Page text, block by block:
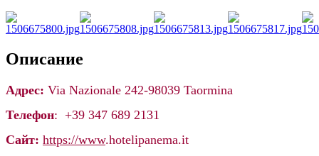
Описание
Адрес: Via Nazionale 242-98039 Taormina
Телефон: +39 347 689 2131
Сайт: https://www.hotelipanema.it